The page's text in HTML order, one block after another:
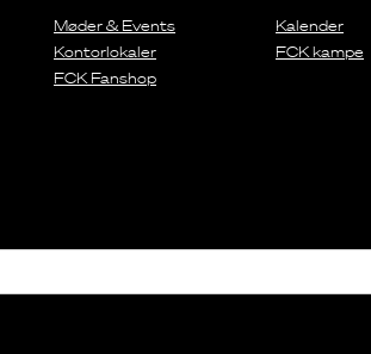
Møder & Events
Kontorlokaler
FCK Fanshop
Kalender
FCK kampe